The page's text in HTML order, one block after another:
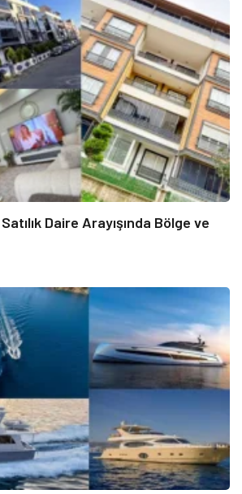
Daire Arayışında Bölge ve